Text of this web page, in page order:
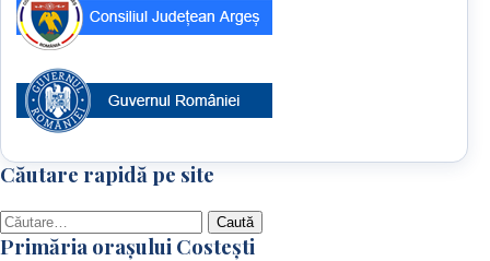
Căutare rapidă pe site
Caută
după:
Primăria orașului Costești